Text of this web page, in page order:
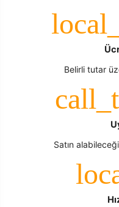
Belirli tutar
Satın